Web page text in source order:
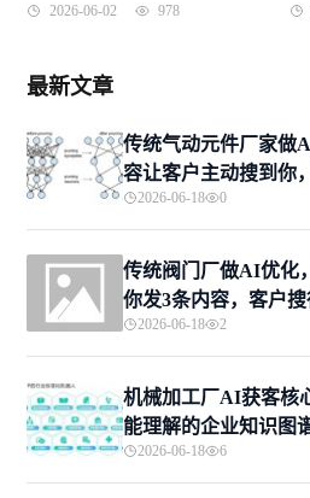
内容既精准又自然
2026-06-02 978
最新文章
传统气动元件厂家做
容让客户主动搜到你
2026-06-18 0
传统阀门厂做AI优化
你发3条内容，客户搜
2026-06-18 2
机械加工厂AI获客核
能理解的企业知识图
2026-06-18 6